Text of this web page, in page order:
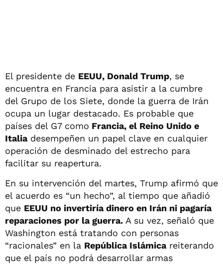
El presidente de EEUU, Donald Trump, se
encuentra en Francia para asistir a la cumbre
del Grupo de los Siete, donde la guerra de Irán
ocupa un lugar destacado. Es probable que
países del G7 como Francia, el Reino Unido e
Italiadesempeñen un papel clave en cualquier
operación de desminado del estrecho para
facilitar su reapertura.
En su intervención del martes, Trump afirmó que
el acuerdo es “un hecho”, al tiempo que añadió
que EEUU no invertiría dinero en Irán ni pagaría
reparaciones por la guerra. A su vez, señaló que
Washington está tratando con personas
“racionales” en la República Islámicareiterando
que el país no podrá desarrollar armas